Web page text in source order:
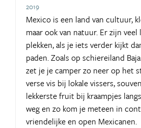
2019
Mexico is een land van cultuur,
maar ook van natuur. Er zijn
plekken, als je iets verder kijkt
paden. Zoals op schiereiland
zet je je camper zo neer op het
verse vis bij lokale vissers,
lekkerste fruit bij kraampjes
weg en zo kom je meteen in
vriendelijke en open Mexicanen.